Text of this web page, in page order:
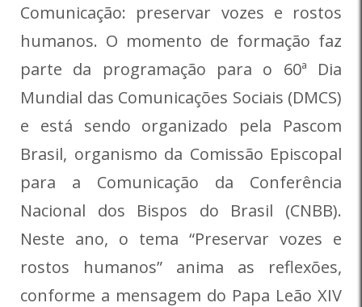
Comunicação: preservar vozes e rostos
humanos. O momento de formação faz
parte da programação para o 60ª Dia
Mundial das Comunicações Sociais (DMCS)
e está sendo organizado pela Pascom
Brasil, organismo da Comissão Episcopal
para a Comunicação da Conferência
Nacional dos Bispos do Brasil (CNBB).
Neste ano, o tema “Preservar vozes e
rostos humanos” anima as reflexões,
conforme a mensagem do Papa Leão XIV